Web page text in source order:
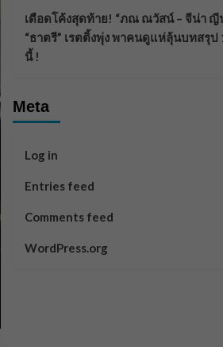
เดือดโค้งสุดท้าย! “ภณ ณวัสน์ – จีน่า ญี
“ธาตรี” เรตติ้งพุ่ง พาคนดูแห่ลุ้นบทสรุป
นี้ !
Meta
Log in
Entries feed
Comments feed
WordPress.org